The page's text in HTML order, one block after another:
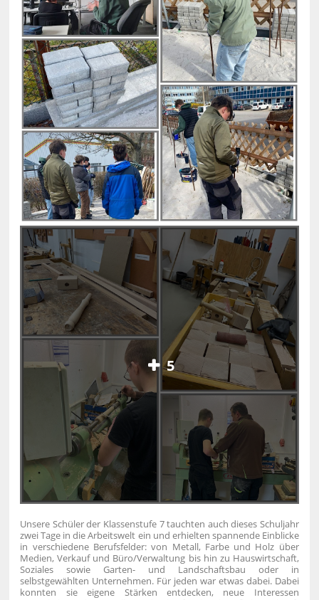
5
Unsere Schüler der Klassenstufe 7 tauchten auch dieses Schuljahr
zwei Tage in die Arbeitswelt ein und erhielten spannende Einblicke
in verschiedene Berufsfelder: von Metall, Farbe und Holz über
Medien, Verkauf und Büro/Verwaltung bis hin zu Hauswirtschaft,
Soziales sowie Garten- und Landschaftsbau oder in
selbstgewählten Unternehmen. Für jeden war etwas dabei. Dabei
konnten sie eigene Stärken entdecken, neue Interessen